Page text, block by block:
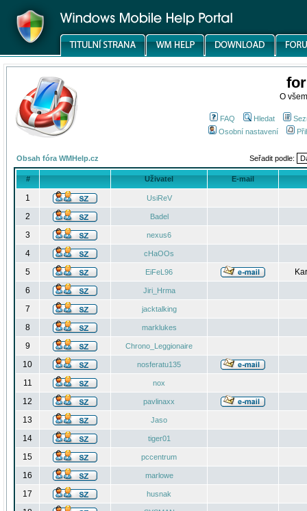
O
FAQ Hledat
Osobní nastavení
Obsah fóra WMHelp.cz Seřadit podle:
# Uživatel E-mail
1 UsiReV
2 Badel
3 nexus6
4 cHaOOs
5 EiFeL96
6
Jiri_Hrma
7 jacktalking
8 marklukes
9 Chrono_Leggionaire
10 nosferatu135
11 nox
12 pavlinaxx
13 Jaso
14 tiger01
15 pccentrum
16 marlowe
17 husnak